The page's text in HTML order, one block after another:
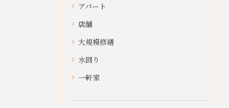
アパート
店舗
大規模修繕
水回り
一軒家